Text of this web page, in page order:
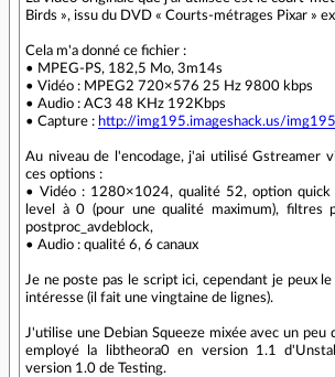
Birds », issu du DVD « Courts-métrages Pixar »
Cela m'a donné ce fichier :
• MPEG-PS, 182,5 Mo, 3m14s
• Vidéo : MPEG2 720×576 25 Hz 9800 kbps
• Audio : AC3 48 KHz 192Kbps
• Capture : http://img195.imageshack.us/
Au niveau de l'encodage, j'ai utilisé Gstreamer
ces options :
• Vidéo : 1280×1024, qualité 52, option quick
level à 0 (pour une qualité maximum), filtres
postproc_avdeblock,
• Audio : qualité 6, 6 canaux
Je ne poste pas le script ici, cependant je peux
intéresse (il fait une vingtaine de lignes).
J'utilise une Debian Squeeze mixée avec un peu
employé la libtheora0 en version 1.1
version 1.0 de Testing.